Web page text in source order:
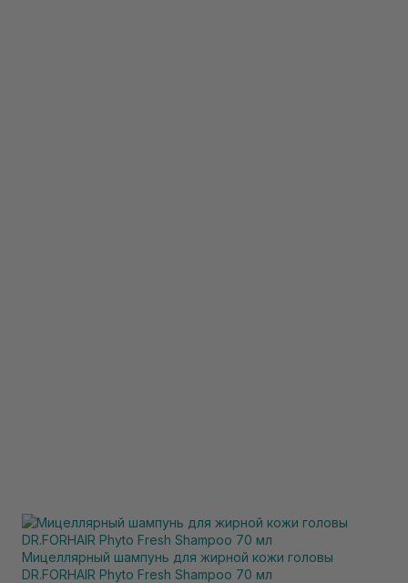
Мицеллярный шампунь для жирной кожи головы
DR.FORHAIR Phyto Fresh Shampoo 70 мл